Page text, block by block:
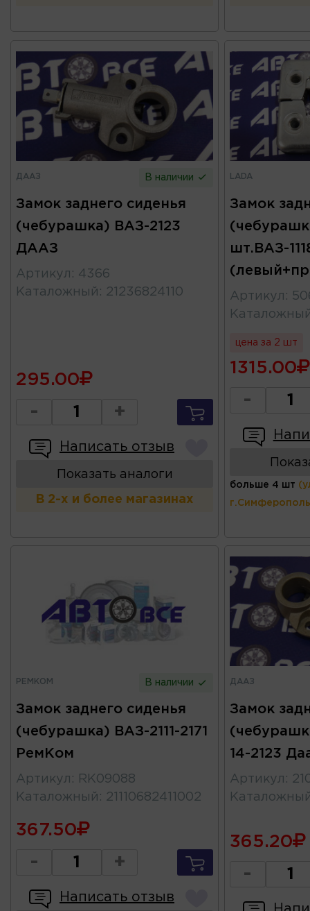
ДААЗ В наличии
Замок заднего сиденья
(чебурашка) ВАЗ-2123
ДААЗ
Артикул : 4366
Каталожный : 21236824110
295.00
- +
Написать отзыв
Показать аналоги
В 2-х и более магазинах
LADA
Замок
шт.ВАЗ-
Артикул :
цена за 2 шт
1315.00
-
больше 4 шт
РЕМКОМ В наличии
Замок заднего сиденья
(чебурашка) ВАЗ-2111-2171
РемКом
Артикул :
RK09088
Каталожный : 21110682411002
367.50
- +
Написать отзыв
ДААЗ
Замок
14-2123
Артикул :
365.20
-